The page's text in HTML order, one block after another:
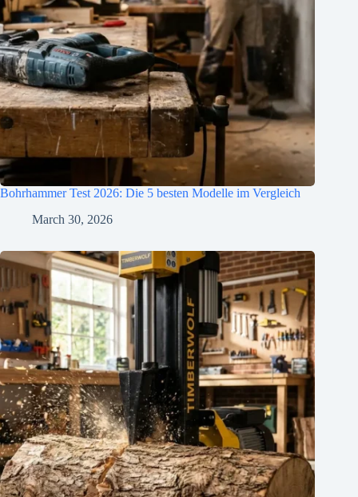
Bohrhammer Test 2026: Die 5 besten Modelle im Vergleich
March 30, 2026